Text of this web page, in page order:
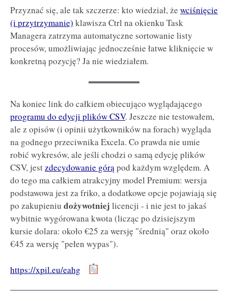
Przyznać się, ale tak szczerze: kto wiedział, że wciśnięcie
(i przytrzymanie) klawisza Ctrl na okienku Task
Managera zatrzyma automatyczne sortowanie listy
procesów, umożliwiając jednocześnie łatwe kliknięcie w
konkretną pozycję? Ja nie wiedziałem.
Na koniec link do całkiem obiecująco wyglądającego
programu do edycji plików CSV. Jeszcze nie testowałem,
ale z opisów (i opinii użytkowników na forach) wygląda
na godnego przeciwnika Excela. Co prawda nie umie
robić wykresów, ale jeśli chodzi o samą edycję plików
CSV, jestzdecydowanie górąpod każdym względem. A
do tego ma całkiem atrakcyjny model Premium: wersja
podstawowa jest za friko, a dodatkowe opcje pojawiają się
po zakupieniu dożywotniej licencji - i nie jest to jakaś
wybitnie wygórowana kwota (licząc po dzisiejszym
kursie dolara: około €25 za wersję "średnią" oraz około
€45 za wersję "pełen wypas").
https://xpil.eu/eahg